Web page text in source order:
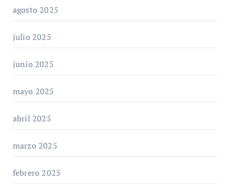
agosto 2025
julio 2025
junio 2025
mayo 2025
abril 2025
marzo 2025
febrero 2025